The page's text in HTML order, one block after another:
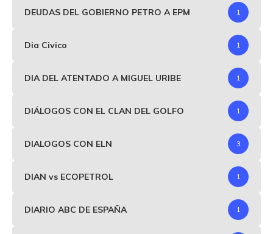
DEUDAS DEL GOBIERNO PETRO A EPM 1
Dia Civico 1
DIA DEL ATENTADO A MIGUEL URIBE 1
DIÁLOGOS CON EL CLAN DEL GOLFO 1
DIALOGOS CON ELN 3
DIAN vs ECOPETROL 1
DIARIO ABC DE ESPAÑA 1